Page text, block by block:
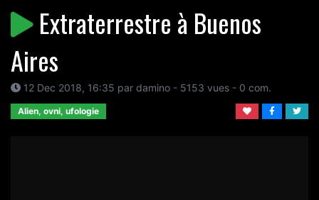
Extraterrestre à Buenos
Aires
12 Dec 2018, 16:35 par damino - 5153 vues - 0 com.
Alien, ovni, ufologie